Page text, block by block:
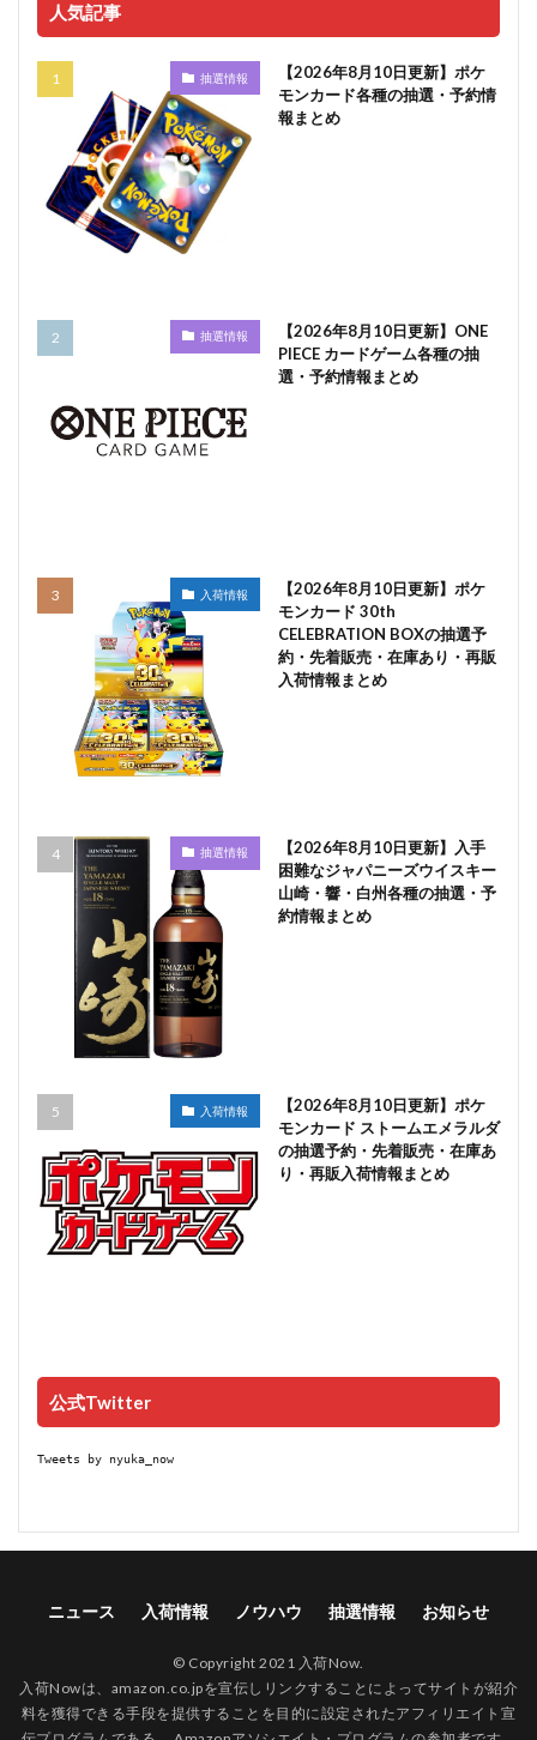
人気記事
抽選情報
【2026年8月10日更新】ポケ
モンカード各種の抽選・予約情
報まとめ
抽選情報
【2026年8月10日更新】ONE
PIECE カードゲーム各種の抽
選・予約情報まとめ
入荷情報
【2026年8月10日更新】ポケ
モンカード 30th
CELEBRATION BOXの抽選予
約・先着販売・在庫あり・再販
入荷情報まとめ
抽選情報
【2026年8月10日更新】入手
困難なジャパニーズウイスキー
山崎・響・白州各種の抽選・予
約情報まとめ
入荷情報
【2026年8月10日更新】ポケ
モンカード ストームエメラルダ
の抽選予約・先着販売・在庫あ
り・再販入荷情報まとめ
公式Twitter
Tweets by nyuka_now
ニュース 入荷情報 ノウハウ 抽選情報 お知らせ
© Copyright 2021 入荷Now.
入荷Nowは、amazon.co.jpを宣伝しリンクすることによってサイトが紹介
料を獲得できる手段を提供することを目的に設定されたアフィリエイト宣